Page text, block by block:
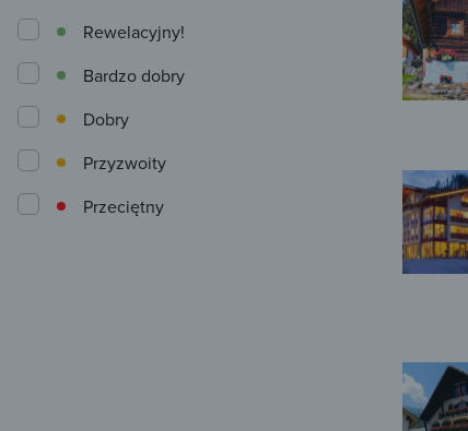
Przeciętny
Przyzwoity
Dobry
Bardzo dobry
Rewelacyjny!